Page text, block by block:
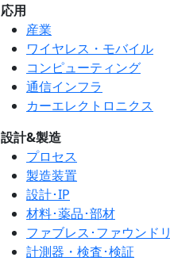
応用
産業
ワイヤレス・モバイル
コンピューティング
通信インフラ
カーエレクトロニクス
設計&製造
プロセス
製造装置
設計･IP
材料･薬品･部材
ファブレス･ファウンドリ
計測器・検査･検証